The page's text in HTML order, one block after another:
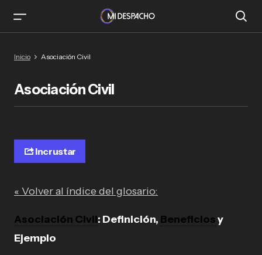
Inicio Asociación Civil
Asociación Civil
Incrustar
« Volver al índice del glosario:
Asociación Civil: Definición, Beneficiosy
Ejemplo